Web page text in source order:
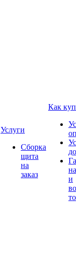
Услуги
Сборка
щита
на
заказ
Как
и